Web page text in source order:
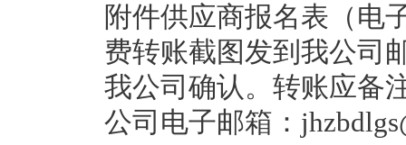
附件供应商报名表（电
费转账截图发到我公司
我公司确认。转账应备
公司电子邮箱：